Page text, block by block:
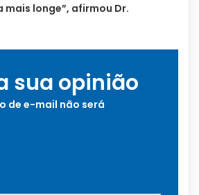
mais longe”, afirmou Dr.
sua opinião
de e-mail não será